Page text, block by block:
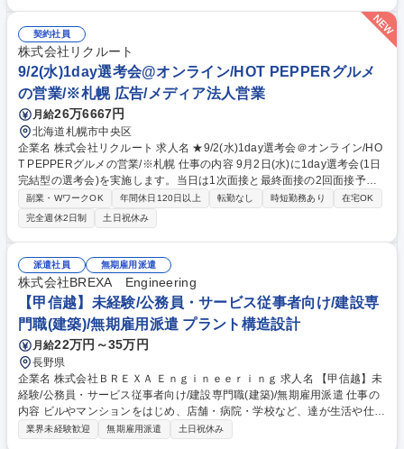
拓」に専念する部署への配属を予定しています。 ■変更の範囲：顧客接点
職の業務一切 募集職種 ★8/26(水)1day選考会＠オンライン/HOT PEPPER
グルメの営業/※東京
契約社員
株式会社リクルート
9/2(水)1day選考会@オンライン/HOT PEPPERグルメ
の営業/※札幌 広告/メディア法人営業
月給26万6667円
北海道札幌市中央区
企業名 株式会社リクルート 求人名 ★9/2(水)1day選考会＠オンライン/HO
T PEPPERグルメの営業/※札幌 仕事の内容 9月2日(水)に1day選考会(1日
完結型の選考会)を実施します。当日は1次面接と最終面接の2回面接予定
となります。（1次面接にてお見送りとなる可能性もございます。） 飲食
店に対して『ホットペッパーグルメ』の活用提案を中心とした、集客や業
務・経営支援の企画提案をお任せします。市場を広げる「新規顧客開拓」
に専念する部署への配属を予定しています。 ■変更の範囲：顧客接点職の
業務一切 募集職種 ★9/2(水)1day選考会＠オンライン/HOT PEPPERグル
メの営業/※札幌
副業・WワークOK 年間休日120日以上 転勤なし 時短勤務あり
在宅OK
完全週休2日制
土日祝休み
派遣社員 無期雇用派遣
株式会社BREXA Engineering
【甲信越】未経験/公務員・サービス従事者向け/建設専
門職(建築)/無期雇用派遣 プラント構造設計
月給22万円～35万円
長野県
企業名 株式会社ＢＲＥＸＡ Ｅｎｇｉｎｅｅｒｉｎｇ 求人名 【甲信越】未
経験/公務員・サービス従事者向け/建設専門職(建築)/無期雇用派遣 仕事の
内容 ビルやマンションをはじめ、店舗・病院・学校など、達が生活や仕
事・食事などを行う建物を作るお仕事です。人々の快適で安全な日常生活
業界未経験歓迎 無期雇用派遣 土日祝休み